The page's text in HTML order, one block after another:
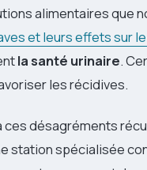
alimentaires que
et leurs effets sur
la santé urinaire.
les récidives.
ces désagréments
station spécialisée